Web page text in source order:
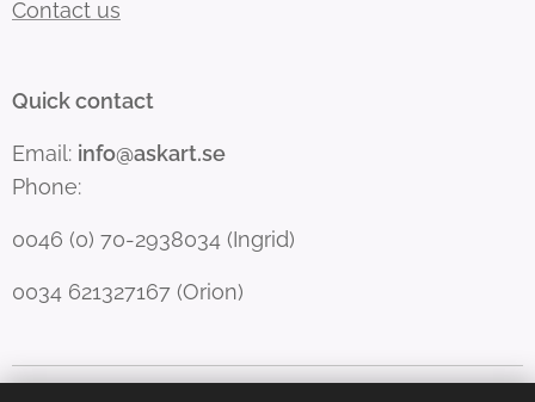
Contact us
Quick contact
Email: info@askart.se
Phone:
0046 (0) 70-2938034 (Ingrid)
0034 621327167 (Orion)